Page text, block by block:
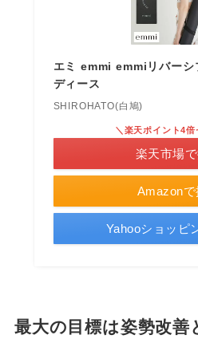
エミ emmi emmiリバーシ
ディース
SHIROHATO(白鳩)
Amazonで
＼楽天ポイント4倍
楽天市場
Yahooショッピ
最大の目標は姿勢改善